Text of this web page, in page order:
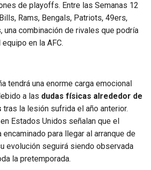
de playoffs. Entre las Semanas 12
Rams, Bengals, Patriots, 49ers,
una combinación de rivales que podría
en la AFC.
tendrá una enorme carga emocional
a las dudas físicas alrededor de
tras la lesión sufrida el año anterior.
Estados Unidos señalan que el
para llegar al arranque de
evolución seguirá siendo observada
la pretemporada.